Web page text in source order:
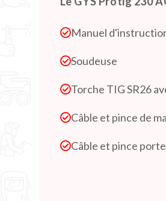
Manuel
Soudeuse
Torche TIG SR26
Câble et pince de
Câble et pince